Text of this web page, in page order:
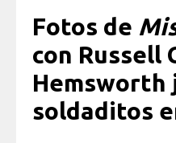
Fotos de
con Russell
Hemsworth
soldaditos